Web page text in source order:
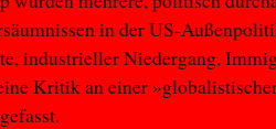
in der US-
industrieller Niedergang,
Kritik an einer